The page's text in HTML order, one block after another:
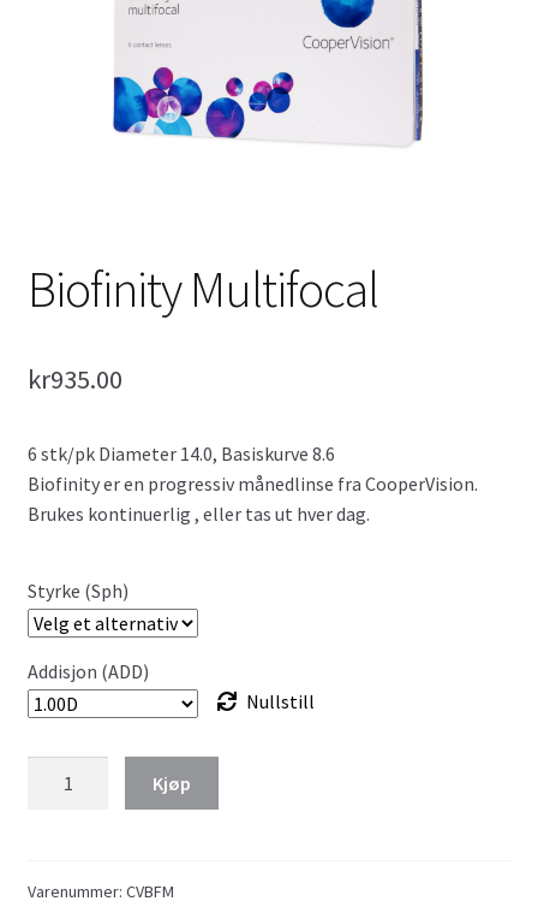
2 ukers linser
Progressive Linser
Air Optix Colors
Biofinity Multifocal
kr935.00
6 stk/pk Diameter 14.0, Basiskurve 8.6
Biofinity er en progressiv månedlinse fra CooperVision.
Brukes kontinuerlig , eller tas ut hver dag.
Styrke (Sph)
Addisjon (ADD)
Nullstill
Kjøp
Varenummer: CVBFM